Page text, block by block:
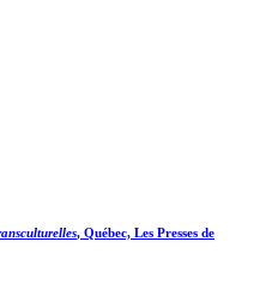
, Québec, Les Presses de